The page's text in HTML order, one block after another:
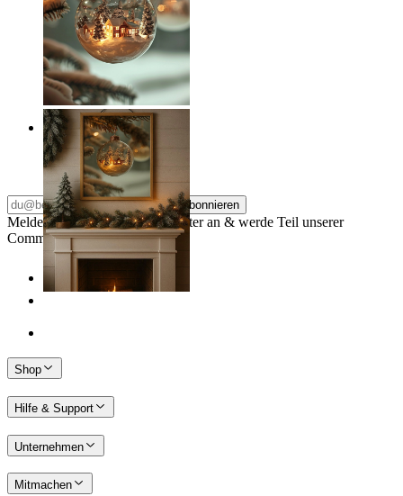
Winter Wonderland Glow
Ab 14,95 €
Abonnieren
Melde dich für unseren Newsletter an & werde Teil unserer
Community
Shop
Hilfe & Support
Unternehmen
Mitmachen